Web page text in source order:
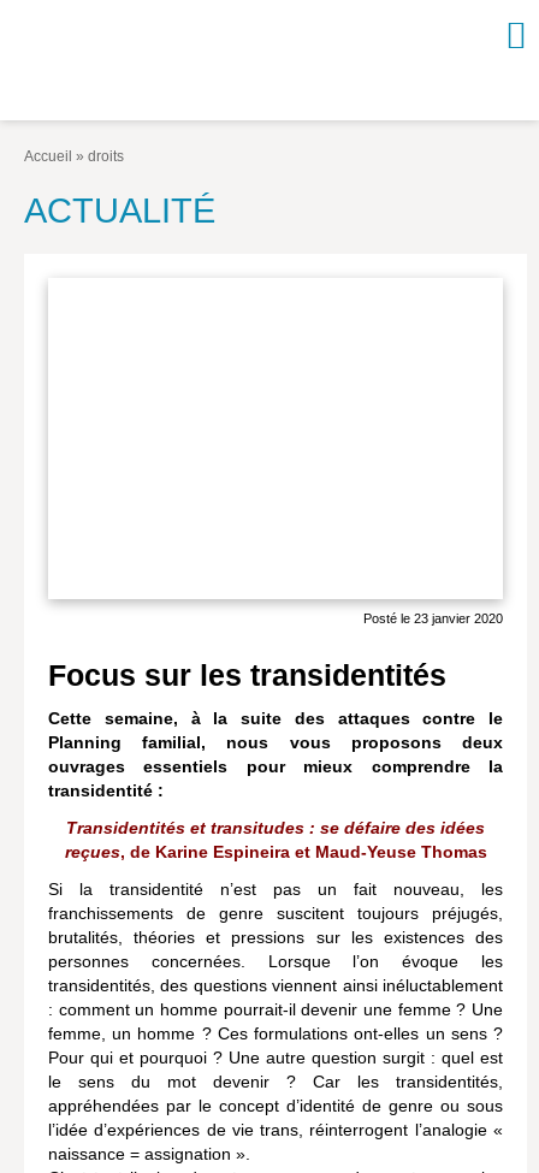
Arts et culture
Index général des titres
>> Livres numériques <<
COLLECTIONS
Comment je suis devenu
eDDen
Espèces
Figure[s] de…
Géopolitique de…
Idées Reçues
Libertés plurielles
Lieux de…
MiMed
Accueil » droits
ACTUALITÉ
Posté le 23 janvier 2020
Focus sur les transidentités
Cette semaine, à la suite des attaques contre le
Planning familial, nous vous proposons deux
ouvrages essentiels pour mieux comprendre la
transidentité :
Transidentités et transitudes : se défaire des idées
reçues, de Karine Espineira et Maud-Yeuse Thomas
Si la transidentité n’est pas un fait nouveau, les
franchissements de genre suscitent toujours préjugés,
brutalités, théories et pressions sur les existences des
personnes concernées. Lorsque l’on évoque les
transidentités, des questions viennent ainsi inéluctablement
: comment un homme pourrait-il devenir une femme ? Une
femme, un homme ? Ces formulations ont-elles un sens ?
Pour qui et pourquoi ? Une autre question surgit : quel est
le sens du mot devenir ? Car les transidentités,
appréhendées par le concept d’identité de genre ou sous
l’idée d’expériences de vie trans, réinterrogent l’analogie «
naissance = assignation ».